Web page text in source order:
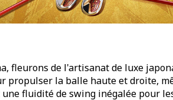
fleurons de l'artisanat de luxe
la balle haute et droite,
fluidité de swing inégalée pour